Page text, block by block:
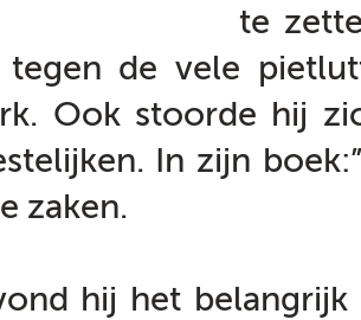
te
de vele
Ook stoorde hij
In zijn
zaken.
hij het